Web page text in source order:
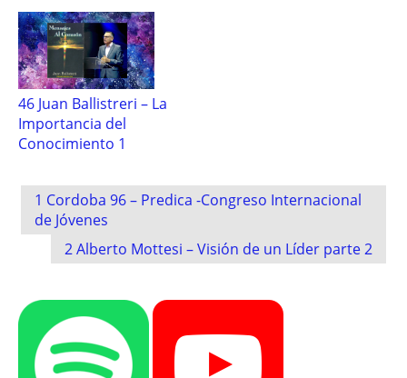
46 Juan Ballistreri – La
Importancia del
Conocimiento 1
Post
navigation
1 Cordoba 96 – Predica -Congreso Internacional
de Jóvenes
2 Alberto Mottesi – Visión de un Líder parte 2